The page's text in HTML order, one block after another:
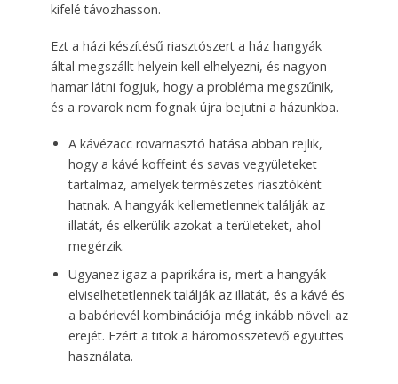
kifelé távozhasson.
Ezt a házi készítésű riasztószert a ház hangyák
által megszállt helyein kell elhelyezni, és nagyon
hamar látni fogjuk, hogy a probléma megszűnik,
és a rovarok nem fognak újra bejutni a házunkba.
A kávézacc rovarriasztó hatása abban rejlik,
hogy a kávé koffeint és savas vegyületeket
tartalmaz, amelyek természetes riasztóként
hatnak. A hangyák kellemetlennek találják az
illatát, és elkerülik azokat a területeket, ahol
megérzik.
Ugyanez igaz a paprikára is, mert a hangyák
elviselhetetlennek találják az illatát, és a kávé és
a babérlevél kombinációja még inkább növeli az
erejét. Ezért a titok a háromösszetevő együttes
használata.